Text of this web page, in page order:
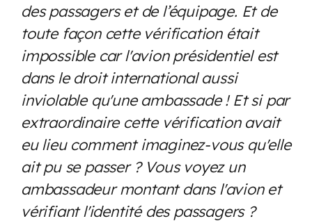
des passagers et de l’équipage. Et de
toute façon cette vérification était
impossible car l'avion présidentiel est
dans le droit international aussi
inviolable qu'une ambassade ! Et si par
extraordinaire cette vérification avait
eu lieu comment imaginez-vous qu'elle
ait pu se passer ? Vous voyez un
ambassadeur montant dans l'avion et
vérifiant l'identité des passagers ?